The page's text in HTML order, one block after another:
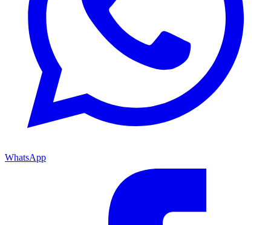
WhatsApp